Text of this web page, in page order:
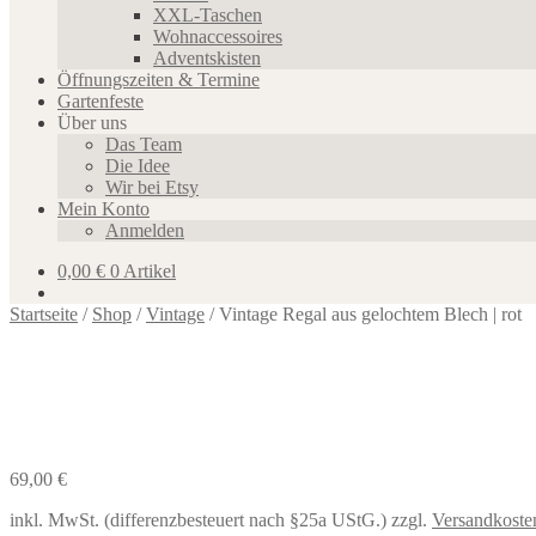
XXL-Taschen
Wohnaccessoires
Adventskisten
Öffnungszeiten & Termine
Gartenfeste
Über uns
Das Team
Die Idee
Wir bei Etsy
Mein Konto
Anmelden
0,00 € 0 Artikel
Startseite / Shop /Vintage /Vintage Regal aus gelochtem Blech | rot
69,00 €
inkl. MwSt. (differenzbesteuert nach §25a UStG.) zzgl.